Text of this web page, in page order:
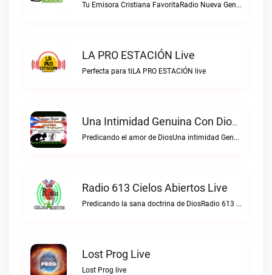
Tu Emisora Cristiana FavoritaRadio Nueva Generacion 90.7 FM live
LA PRO ESTACIÓN Live
Perfecta para tiLA PRO ESTACIÓN live
Una Intimidad Genuina Con Dios Live
Predicando el amor de DiosUna intimidad Genuina con Dios live
Radio 613 Cielos Abiertos Live
Predicando la sana doctrina de DiosRadio 613 Cielos Abiertos live
Lost Prog Live
Lost Prog live